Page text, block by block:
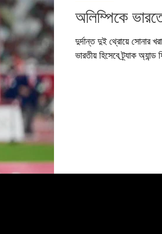
অলিম্পিকে
দুর্দান্ত দুই থ্রোয়ে সোনার
ভারতীয় হিসেবে ট্র্যাক